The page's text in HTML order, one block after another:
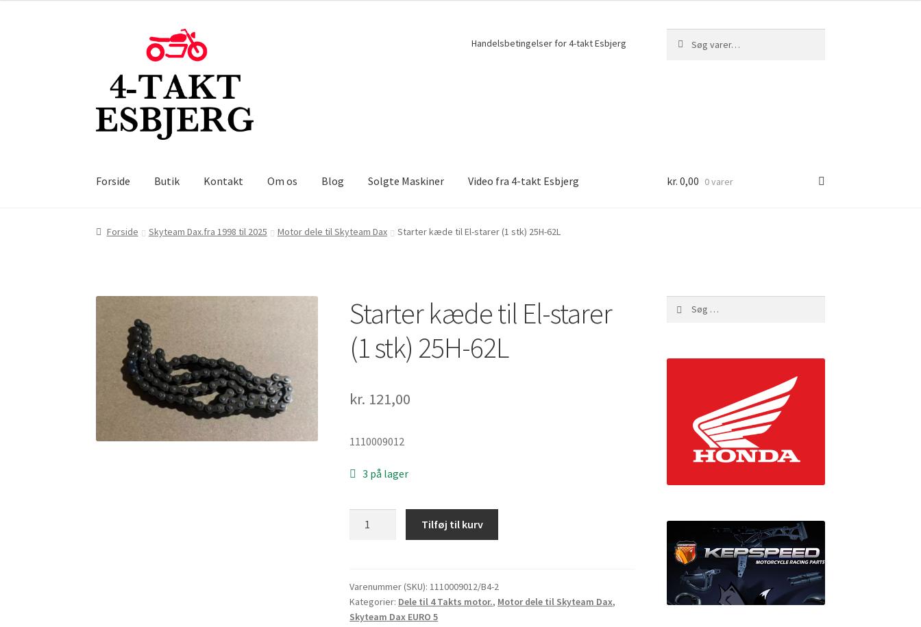
Handelsbetingelser for 4-takt Esbjerg
efter:
Forside Butik Kontakt Om os Blog Solgte Maskiner Video fra 4-takt Esbjerg kr. 0,00 0 varer
Forside Skyteam Dax.fra 1998 til 2025 Motor dele til Skyteam Dax Starter kæde til El-starer (1 stk) 25H-62L
Starter kæde til El-starer
(1 stk) 25H-62L
kr. 121,00
1110009012
3 på lager
starer
(1
stk)
Tilføj til kurv
Varenummer (SKU): 1110009012/B4-2
Kategorier: Dele til 4 Takts motor., Motor dele til Skyteam Dax,
Skyteam Dax EURO 5